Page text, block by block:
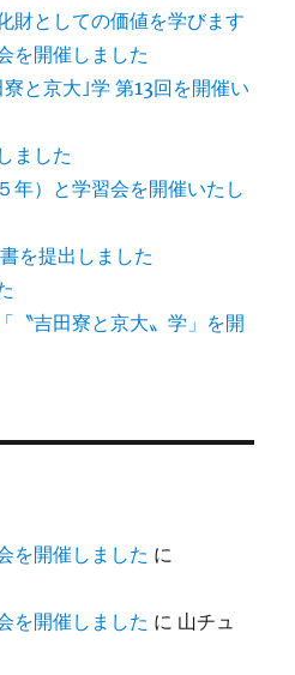
財としての価値を学びます
を開催しました
と京大｣学 第13回を開催い
ました
年）と学習会を開催いたし
を提出しました
〝吉田寮と京大〟学」を開
を開催しました に
を開催しました に 山チュ